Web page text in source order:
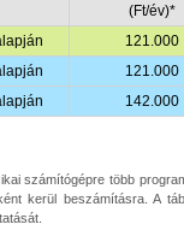
(Ft/év)*
121.000
121.000
142.000
számítógépre több
kerül beszámításra. A